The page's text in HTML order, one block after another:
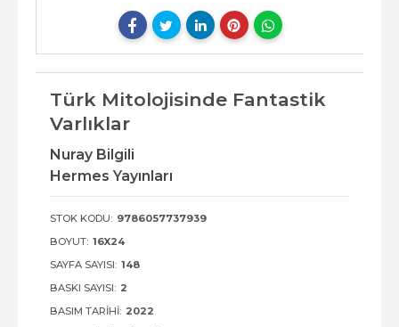
Türk Mitolojisinde Fantastik
Varlıklar
Nuray Bilgili
Hermes Yayınları
STOK KODU: 9786057737939
BOYUT: 16X24
SAYFA SAYISI: 148
BASKI SAYISI: 2
BASIM TARIHI: 2022